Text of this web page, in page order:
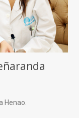
Henao.